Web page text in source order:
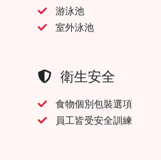
游泳池
室外泳池
衛生安全
食物個別包裝選項
員工皆受安全訓練